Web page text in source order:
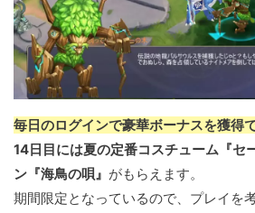
毎日のログインで豪華ボーナスを獲得
14日目には夏の定番コスチューム『セ
ン『海鳥の唄』 がもらえます。
期間限定となっているので、プレイを